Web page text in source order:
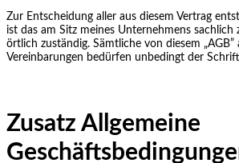
Zur Entscheidung aller aus diesem Vertrag
ist das am Sitz meines Unternehmens sachlich
örtlich zuständig. Sämtliche von diesem „AGB”
Vereinbarungen bedürfen unbedingt der
Zusatz Allgemeine